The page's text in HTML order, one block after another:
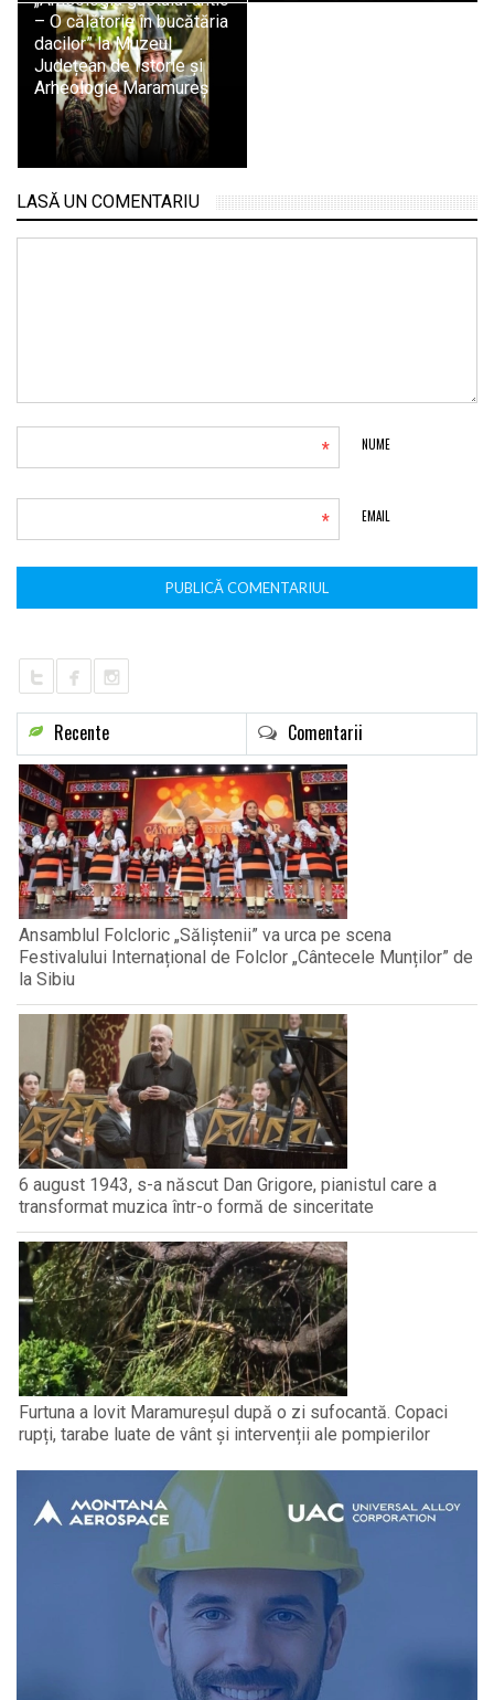
– O călătorie în bucătăria
dacilor” la Muzeul
Județean de Istorie și
Arheologie Maramureș
LASĂ UN COMENTARIU
NUME
*
EMAIL
*
Recente Comentarii
Ansamblul Folcloric „Săliștenii” va urca pe scena
Festivalului Internațional de Folclor „Cântecele Munților” de
la Sibiu
6 august 1943, s-a născut Dan Grigore, pianistul care a
transformat muzica într-o formă de sinceritate
Furtuna a lovit Maramureșul după o zi sufocantă. Copaci
rupți, tarabe luate de vânt și intervenții ale pompierilor